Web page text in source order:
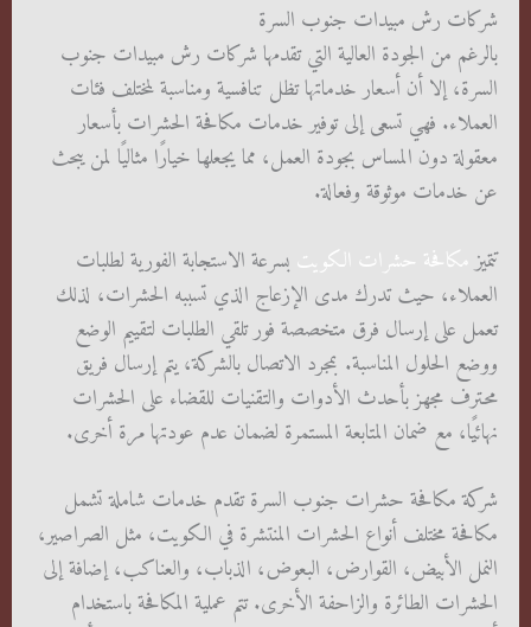
شركات رش مبيدات جنوب السرة
بالرغم من الجودة العالية التي تقدمها شركات رش مبيدات جنوب
السرة، إلا أن أسعار خدماتها تظل تنافسية ومناسبة لمختلف فئات
العملاء. فهي تسعى إلى توفير خدمات مكافحة الحشرات بأسعار
معقولة دون المساس بجودة العمل، مما يجعلها خيارًا مثاليًا لمن يبحث
عن خدمات موثوقة وفعالة.
تتميزمكافحة حشرات الكويت بسرعة الاستجابة الفورية لطلبات
العملاء، حيث تدرك مدى الإزعاج الذي تسببه الحشرات، لذلك
تعمل على إرسال فرق متخصصة فور تلقي الطلبات لتقييم الوضع
ووضع الحلول المناسبة. بمجرد الاتصال بالشركة، يتم إرسال فريق
محترف مجهز بأحدث الأدوات والتقنيات للقضاء على الحشرات
نهائيًا، مع ضمان المتابعة المستمرة لضمان عدم عودتها مرة أخرى.
شركة مكافحة حشرات جنوب السرة تقدم خدمات شاملة تشمل
مكافحة مختلف أنواع الحشرات المنتشرة في الكويت، مثل الصراصير،
النمل الأبيض، القوارض، البعوض، الذباب، والعناكب، إضافة إلى
الحشرات الطائرة والزاحفة الأخرى. تتم عملية المكافحة باستخدام